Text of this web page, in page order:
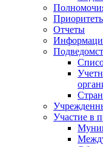
Отчеты
Участие в